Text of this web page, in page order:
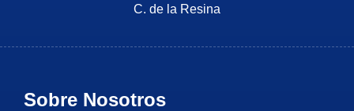
C. de la Resina
Sobre Nosotros